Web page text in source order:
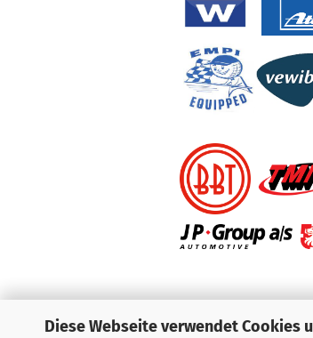
Diese Webseite verwendet Cookies